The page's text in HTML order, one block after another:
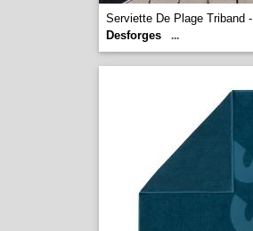
Serviette De Plage Triband -
Desforges
...